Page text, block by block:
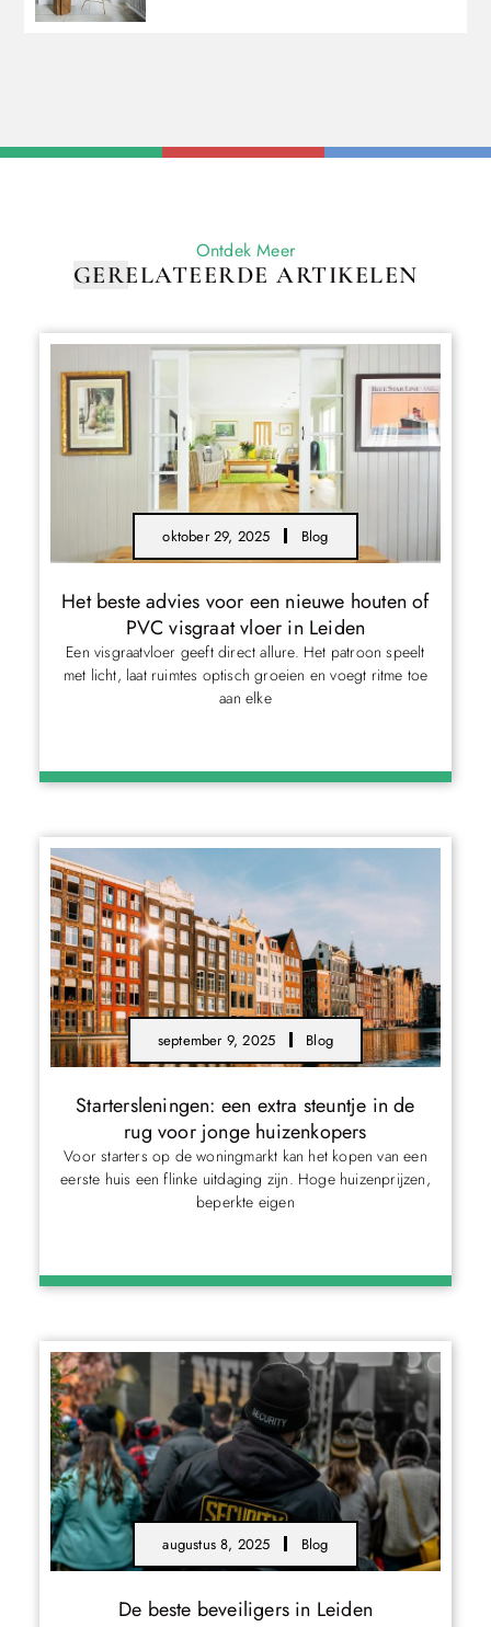
Ontdek Meer
GERELATEERDE ARTIKELEN
oktober 29, 2025 Blog
Het beste advies voor een nieuwe houten of
PVC visgraat vloer in Leiden
Een visgraatvloer geeft direct allure. Het patroon speelt
met licht, laat ruimtes optisch groeien en voegt ritme toe
aan elke
september 9, 2025 Blog
Startersleningen: een extra steuntje in de
rug voor jonge huizenkopers
Voor starters op de woningmarkt kan het kopen van een
eerste huis een flinke uitdaging zijn. Hoge huizenprijzen,
beperkte eigen
augustus 8, 2025 Blog
De beste beveiligers in Leiden